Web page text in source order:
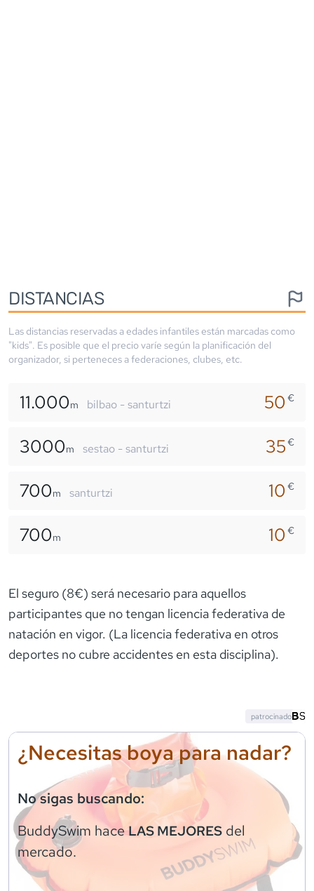
DISTANCIAS
Las distancias reservadas a edades infantiles están marcadas como
"kids". Es posible que el precio varíe según la planificación del
organizador, si perteneces a federaciones, clubes, etc.
11.000m bilbao - santurtzi 50€
3000m sestao - santurtzi 35€
700m santurtzi 10€
700m 10€
El seguro (8€) será necesario para aquellos
participantes que no tengan licencia federativa de
natación en vigor. (La licencia federativa en otros
deportes no cubre accidentes en esta disciplina).
¿Necesitas boya para nadar?
No sigas buscando:
BuddySwim haceLAS MEJORES del
mercado.
patrocinado